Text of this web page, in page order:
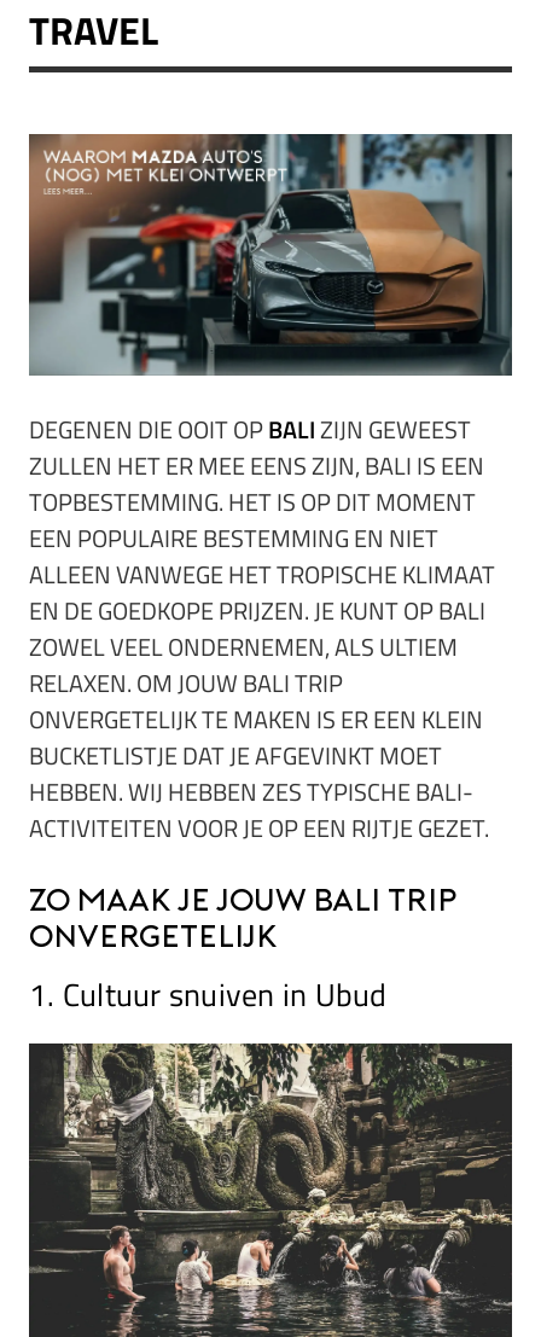
TRAVEL
DEGENEN DIE OOIT OPBALIZIJN GEWEEST
ZULLEN HET ER MEE EENS ZIJN, BALI IS EEN
TOPBESTEMMING. HET IS OP DIT MOMENT
EEN POPULAIRE BESTEMMING EN NIET
ALLEEN VANWEGE HET TROPISCHE KLIMAAT
EN DE GOEDKOPE PRIJZEN. JE KUNT OP BALI
ZOWEL VEEL ONDERNEMEN, ALS ULTIEM
RELAXEN. OM JOUW BALI TRIP
ONVERGETELIJK TE MAKEN IS ER EEN KLEIN
BUCKETLISTJE DAT JE AFGEVINKT MOET
HEBBEN. WIJ HEBBEN ZES TYPISCHE BALI-
ACTIVITEITEN VOOR JE OP EEN RIJTJE GEZET.
Zo maak je jouw Bali trip
onvergetelijk
1. Cultuur snuiven in Ubud